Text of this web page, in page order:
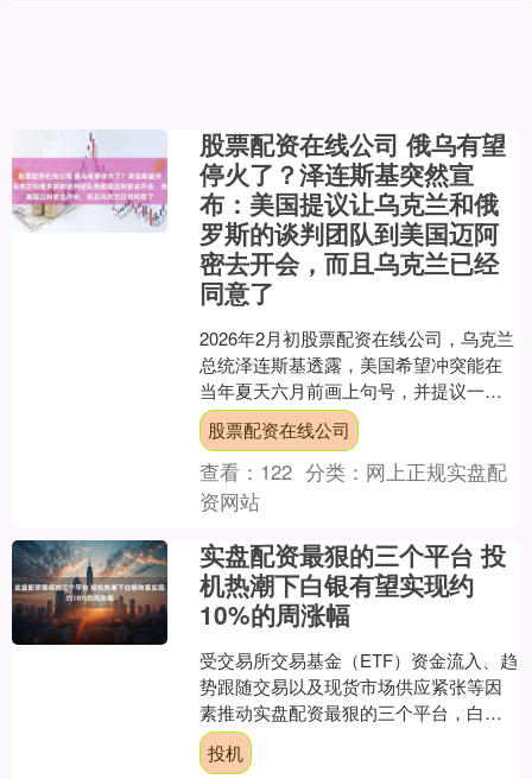
股票配资在线公司 俄乌有望
停火了？泽连斯基突然宣
布：美国提议让乌克兰和俄
罗斯的谈判团队到美国迈阿
密去开会，而且乌克兰已经
同意了
2026年2月初股票配资在线公司，乌克兰
总统泽连斯基透露，美国希望冲突能在
当年夏天六月前画上句号，并提议一周
内在美国迈阿密举行新一轮三方会谈。
乌方已确认参加，而....
股票配资在线公司
查看： 122 分类： 网上正规实盘配
资网站
实盘配资最狠的三个平台 投
机热潮下白银有望实现约
10%的周涨幅
受交易所交易基金（ETF）资金流入、趋
势跟随交易以及现货市场供应紧张等因
素推动实盘配资最狠的三个平台，白银
价格连续第四个交易日走高，这一白色
贵金属正朝着 197....
投机